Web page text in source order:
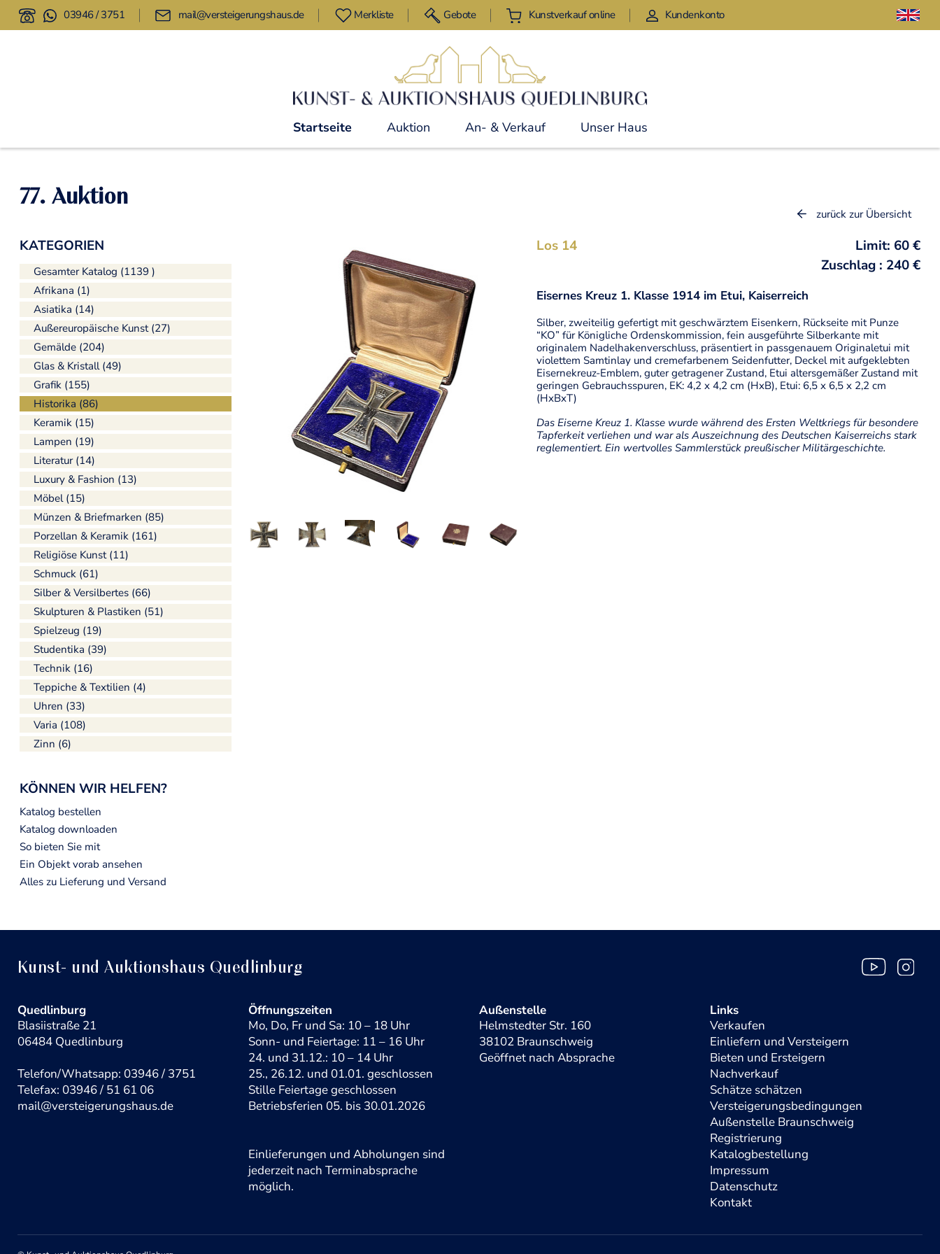
03946 / 3751 mail@versteigerungshaus.de Merkliste Gebote Kunstverkauf online Kundenkonto
Startseite Auktion An- & Verkauf Unser Haus
77. Auktion
KATEGORIEN
Gesamter Katalog (1139 )
Afrikana (1)
Asiatika (14)
Außereuropäische Kunst (27)
Gemälde (204)
Glas & Kristall (49)
Grafik (155)
Historika (86)
Keramik (15)
Lampen (19)
Literatur (14)
Luxury & Fashion (13)
Möbel (15)
Münzen & Briefmarken (85)
Porzellan & Keramik (161)
Religiöse Kunst (11)
Schmuck (61)
Silber & Versilbertes (66)
Skulpturen & Plastiken (51)
Spielzeug (19)
Studentika (39)
Technik (16)
Teppiche & Textilien (4)
Uhren (33)
Varia (108)
Zinn (6)
KÖNNEN WIR HELFEN?
Katalog bestellen
Katalog downloaden
So bieten Sie mit
Ein Objekt vorab ansehen
Alles zu Lieferung und Versand
zurück zur Übersicht
Los 14
Limit: 60 €
Zuschlag : 240 €
Eisernes Kreuz 1. Klasse 1914 im Etui, Kaiserreich
Silber, zweiteilig gefertigt mit geschwärztem Eisenkern, Rückseite mit Punze
“KO” für Königliche Ordenskommission, fein ausgeführte Silberkante mit
originalem Nadelhakenverschluss, präsentiert in passgenauem Originaletui mit
violettem Samtinlay und cremefarbenem Seidenfutter, Deckel mit aufgeklebten
Eisernekreuz-Emblem, guter getragener Zustand, Etui altersgemäßer Zustand mit
geringen Gebrauchsspuren, EK: 4,2 x 4,2 cm (HxB), Etui: 6,5 x 6,5 x 2,2 cm
(HxBxT)
Das Eiserne Kreuz 1. Klasse wurde während des Ersten Weltkriegs für besondere
Tapferkeit verliehen und war als Auszeichnung des Deutschen Kaiserreichs stark
reglementiert. Ein wertvolles Sammlerstück preußischer Militärgeschichte.
Kunst- und Auktionshaus Quedlinburg
Quedlinburg
Blasiistraße 21
06484 Quedlinburg
Telefon/Whatsapp: 03946 / 3751
Telefax: 03946 / 51 61 06
mail@versteigerungshaus.de
Öffnungszeiten
Mo, Do, Fr und Sa: 10 – 18 Uhr
Sonn- und Feiertage: 11 – 16 Uhr
24. und 31.12.: 10 – 14 Uhr
25., 26.12. und 01.01. geschlossen
Stille Feiertage geschlossen
Betriebsferien 05. bis 30.01.2026
Einlieferungen und Abholungen sind
jederzeit nach Terminabsprache
möglich.
Außenstelle
Helmstedter Str. 160
38102 Braunschweig
Geöffnet nach Absprache
Links
Verkaufen
Einliefern und Versteigern
Bieten und Ersteigern
Nachverkauf
Schätze schätzen
Versteigerungsbedingungen
Außenstelle Braunschweig
Registrierung
Katalogbestellung
Impressum
Datenschutz
Kontakt